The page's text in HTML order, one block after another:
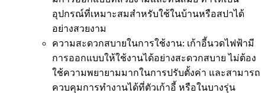
อุปกรณ์ที่เหมาะสมสำหรับใช้ในบ้านหรือสปาได้
อย่างสวยงาม
ความสะดวกสบายในการใช้งาน: เก้าอี้นวดไฟฟ้ามี
การออกแบบให้ใช้งานได้อย่างสะดวกสบาย ไม่ต้อง
ใช้ความพยายามมากในการปรับตั้งค่า และสามารถ
ควบคุมการทำงานได้ที่ตัวเก้าอี้ หรือในบางรุ่น